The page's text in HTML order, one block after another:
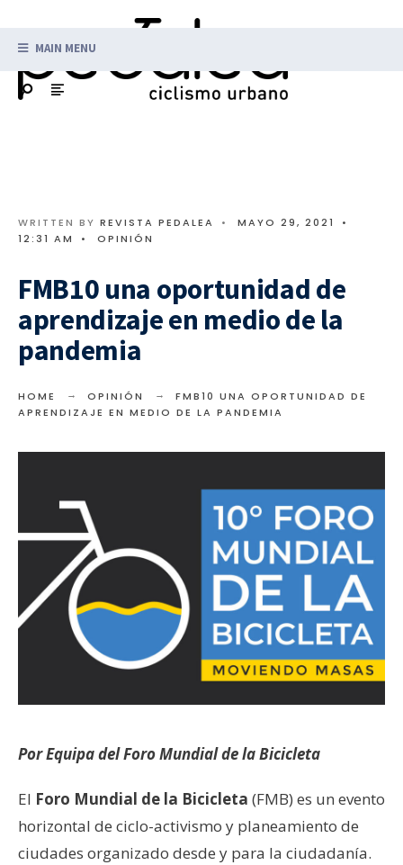
MAIN MENU
WRITTEN BY REVISTA PEDALEA • MAYO 29, 2021
•
12:31 AM
• OPINIÓN
FMB10 una oportunidad de
aprendizaje en medio de la
pandemia
HOME OPINIÓN
FMB10 UNA OPORTUNIDAD DE
APRENDIZAJE EN MEDIO DE LA PANDEMIA
Por Equipa del Foro Mundial de la Bicicleta
El Foro Mundial de la Bicicleta (FMB) es un evento
horizontal de ciclo-activismo y planeamiento de
ciudades organizado desde y para la ciudadanía.